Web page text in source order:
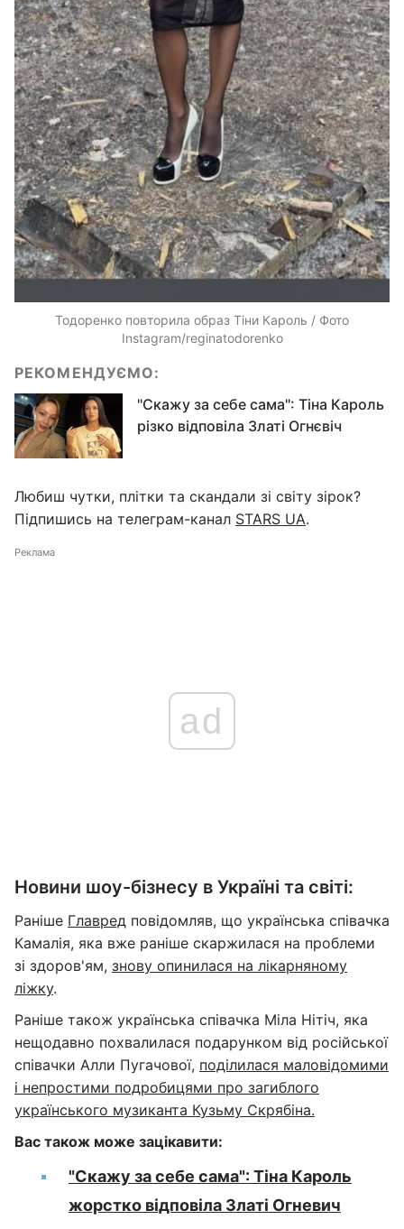
Тодоренко повторила образ Тіни Кароль / Фото
Instagram/reginatodorenko
РЕКОМЕНДУЄМО:
"Скажу за себе сама": Тіна Кароль
різко відповіла Златі Огнєвіч
Любиш чутки, плітки та скандали зі світу зірок?
Підпишись на телеграм-канал STARS UA.
Реклама
ad
Новини шоу-бізнесу в Україні та світі:
Раніше Главред повідомляв, що українська співачка
Камалія, яка вже раніше скаржилася на проблеми
зі здоров'ям, знову опинилася на лікарняному
ліжку.
Раніше також українська співачка Міла Нітіч, яка
нещодавно похвалилася подарунком від російської
співачки Алли Пугачової, поділилася маловідомими
і непростими подробицями про загиблого
українського музиканта Кузьму Скрябіна.
Вас також може зацікавити:
"Скажу за себе сама": Тіна Кароль
жорстко відповіла Златі Огневич